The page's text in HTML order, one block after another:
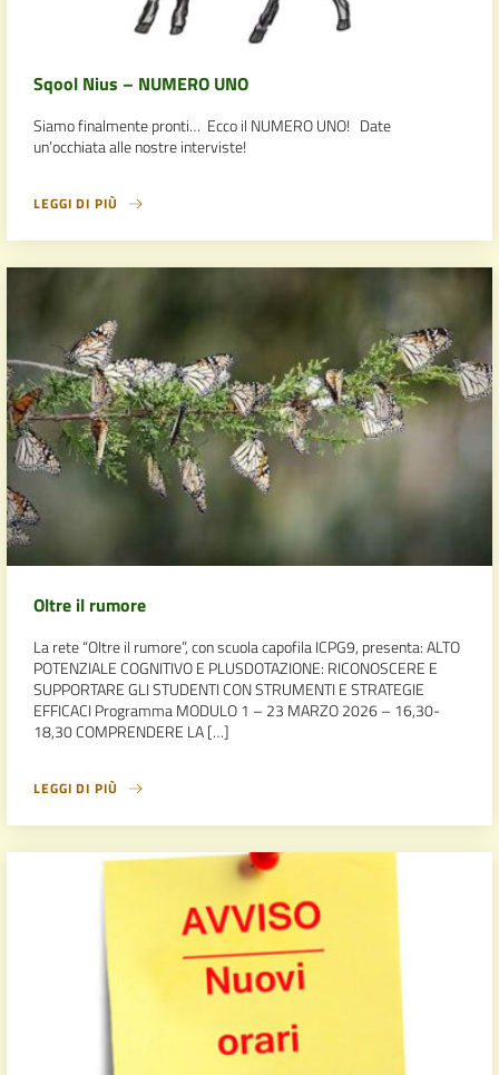
Sqool Nius – NUMERO UNO
Siamo finalmente pronti… Ecco il NUMERO UNO! Date
un’occhiata alle nostre interviste!
LEGGI DI PIÙ
Oltre il rumore
La rete “Oltre il rumore”, con scuola capofila ICPG9, presenta: ALTO
POTENZIALE COGNITIVO E PLUSDOTAZIONE: RICONOSCERE E
SUPPORTARE GLI STUDENTI CON STRUMENTI E STRATEGIE
EFFICACI Programma MODULO 1 – 23 MARZO 2026 – 16,30-
18,30 COMPRENDERE LA […]
LEGGI DI PIÙ